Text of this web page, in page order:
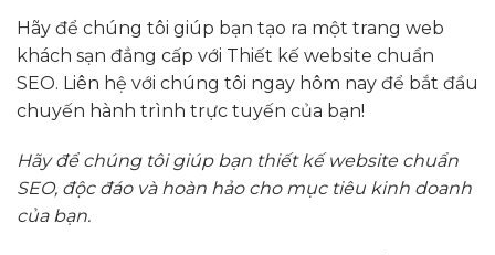
Hãy để chúng tôi giúp bạn tạo ra một trang web
khách sạn đẳng cấp với Thiết kế website chuẩn
SEO. Liên hệ với chúng tôi ngay hôm nay để bắt đầu
chuyến hành trình trực tuyến của bạn!
Hãy để chúng tôi giúp bạn thiết kế website chuẩn
SEO, độc đáo và hoàn hảo cho mục tiêu kinh doanh
của bạn.